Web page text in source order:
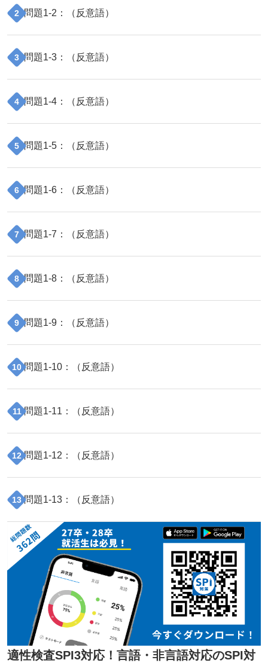
2 問題1-2 ：（ 反意語）
3 問題1-3 ：（ 反意語）
4 問題1-4 ：（ 反意語）
5 問題1-5 ：（ 反意語）
6 問題1-6 ：（ 反意語）
7 問題1-7 ：（ 反意語）
8 問題1-8 ：（ 反意語）
9 問題1-9 ：（ 反意語）
10 問題1-10 ：（ 反意語）
11 問題1-11 ：（ 反意語）
12 問題1-12 ：（ 反意語）
13 問題1-13 ：（ 反意語）
適性検査SPI3対応！言語・非言語対応のSPI対